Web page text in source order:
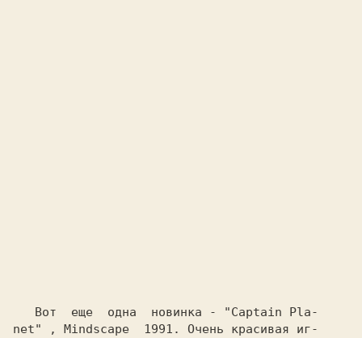
   Вот  еще  одна  новинка -
"Captain Pla-
net"
, Mindscape  1991. Очень красивая иг-